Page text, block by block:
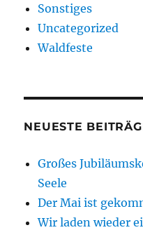
Sonstiges
Uncategorized
Waldfeste
NEUESTE
Großes
Seele
Der Mai ist
Wir laden wieder